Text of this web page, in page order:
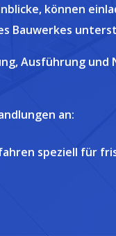
können
Bauwerkes
Ausführung und
an:
speziell für